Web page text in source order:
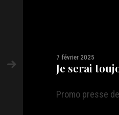
7 février 2025
Je serai
Promo presse